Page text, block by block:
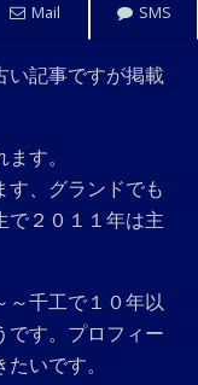
Mail SMS
い記事ですが掲載
す。
す、グランドでも
で２０１１年は主
～千工で１０年以
です。プロフィー
いです。